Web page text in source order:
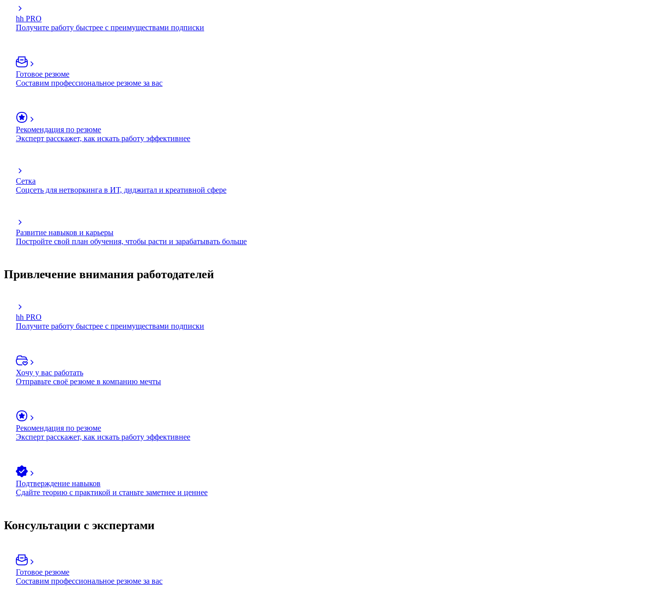
hh PRO
Получите работу быстрее с преимуществами подписки
Готовое резюме
Составим профессиональное резюме за вас
Рекомендация по резюме
Эксперт расскажет, как искать работу эффективнее
Сетка
Соцсеть для нетворкинга в ИТ, диджитал и креативной сфере
Развитие навыков и карьеры
Постройте свой план обучения, чтобы расти и зарабатывать больше
Привлечение внимания работодателей
hh PRO
Получите работу быстрее с преимуществами подписки
Хочу у вас работать
Отправьте своё резюме в компанию мечты
Рекомендация по резюме
Эксперт расскажет, как искать работу эффективнее
Подтверждение навыков
Сдайте теорию с практикой и станьте заметнее и ценнее
Консультации с экспертами
Готовое резюме
Составим профессиональное резюме за вас